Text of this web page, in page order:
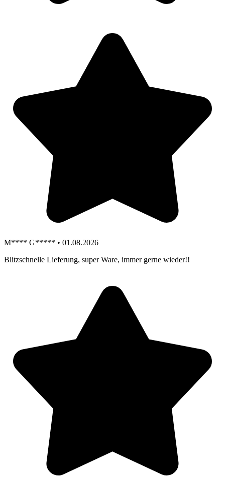
M**** G***** • 01.08.2026
Blitzschnelle Lieferung, super Ware, immer gerne wieder!!